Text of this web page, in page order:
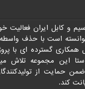
سیم و کابل ایران فعالیت
توانسته است با حذف
همکاری گسترده ای با
این مجموعه تلاش
حمایت از
کند.